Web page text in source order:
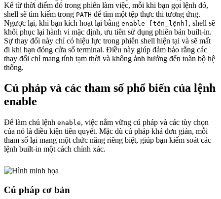
Kể từ thời điểm đó trong phiên làm việc, mỗi khi bạn gọi lệnh đó,
shell sẽ tìm kiếm trong PATH để tìm một tệp thực thi tương ứng.
Ngược lại, khi bạn kích hoạt lại bằng enable [tên_lệnh] , shell sẽ
khôi phục lại hành vi mặc định, ưu tiên sử dụng phiên bản built-in.
Sự thay đổi này chỉ có hiệu lực trong phiên shell hiện tại và sẽ mất
đi khi bạn đóng cửa sổ terminal. Điều này giúp đảm bảo rằng các
thay đổi chỉ mang tính tạm thời và không ảnh hưởng đến toàn bộ hệ
thống.
Cú pháp và các tham số phổ biến của lệnh
enable
Để làm chủ lệnh enable, việc nắm vững cú pháp và các tùy chọn
của nó là điều kiện tiên quyết. Mặc dù cú pháp khá đơn giản, mỗi
tham số lại mang một chức năng riêng biệt, giúp bạn kiểm soát các
lệnh built-in một cách chính xác.
Cú pháp cơ bản